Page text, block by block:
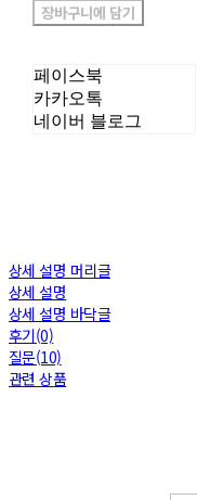
장바구니에 담기
페이스북
카카오톡
네이버 블로그
상세 설명 머리글
상세 설명
상세 설명 바닥글
후기(0)
질문(10)
관련 상품